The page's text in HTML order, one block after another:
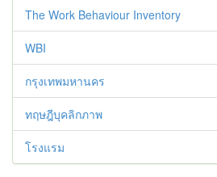
The Work Behaviour Inventory
WBI
กรุงเทพมหานคร
ทฤษฎีบุคลิกภาพ
โรงแรม